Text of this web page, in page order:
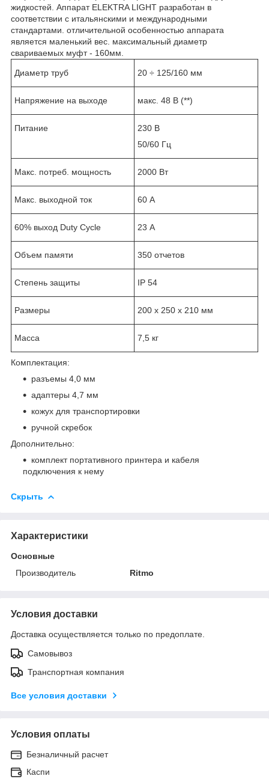
жидкостей. Аппарат ELEKTRA LIGHT разработан в
соответствии с итальянскими и международными
стандартами. отличительной особенностью аппарата
является маленький вес. максимальный диаметр
свариваемых муфт - 160мм.
Диаметр труб 20 ÷ 125/160 мм
Напряжение на выходе макс. 48 В (**)
Питание
230 В
50/60 Гц
Макс. потреб. мощность 2000 Вт
Макс. выходной ток 60 А
60% выход Duty Cycle 23 А
Объем памяти 350 отчетов
Степень защиты IP 54
Размеры 200 х 250 х 210 мм
Масса 7,5 кг
Комплектация:
разъемы 4,0 мм
адаптеры 4,7 мм
кожух для транспортировки
ручной скребок
Дополнительно:
комплект портативного принтера и кабеля
подключения к нему
Скрыть
Характеристики
Основные
Производитель
Ritmo
Условия доставки
Доставка осуществляется только по предоплате.
Самовывоз
Транспортная компания
Все условия доставки
Условия оплаты
Безналичный расчет
Каспи